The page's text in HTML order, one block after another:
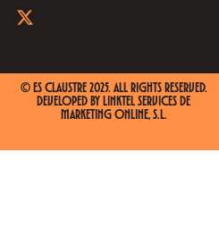
© ES CLAUSTRE 2025. ALL RIGHTS RESERVED.
DEVELOPED BY LINKTEL SERVICES DE
MARKETING ONLINE, S.L.